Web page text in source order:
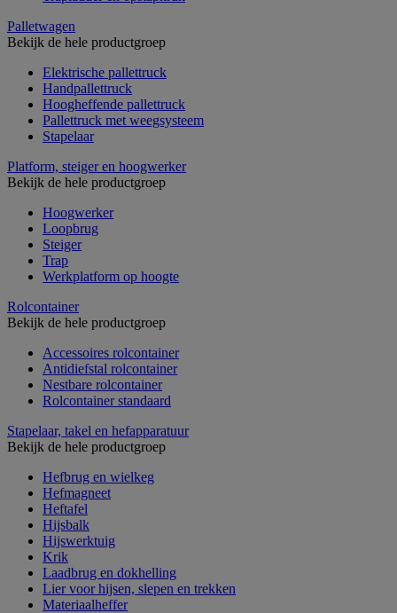
Palletwagen
Bekijk de hele productgroep
Elektrische pallettruck
Handpallettruck
Hoogheffende pallettruck
Pallettruck met weegsysteem
Stapelaar
Platform, steiger en hoogwerker
Bekijk de hele productgroep
Hoogwerker
Loopbrug
Steiger
Trap
Werkplatform op hoogte
Rolcontainer
Bekijk de hele productgroep
Accessoires rolcontainer
Antidiefstal rolcontainer
Nestbare rolcontainer
Rolcontainer standaard
Stapelaar, takel en hefapparatuur
Bekijk de hele productgroep
Hefbrug en wielkeg
Hefmagneet
Heftafel
Hijsbalk
Hijswerktuig
Krik
Laadbrug en dokhelling
Lier voor hijsen, slepen en trekken
Materiaalheffer